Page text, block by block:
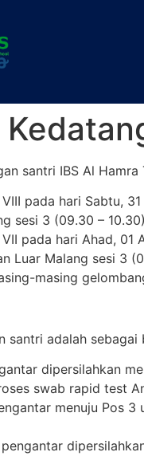
santri IBS Al
pada hari Sabtu,
sesi 3 (09.30 –
pada hari Ahad, 01
Luar Malang sesi 3
masing
santri adalah sebagai
dipersilahkan
swab rapid test
menuju Pos